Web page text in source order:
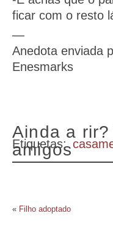
ficar com o resto
—
Anedota enviada
Enesmarks
Ainda a
amigos
Etiquetas:
« Filho adoptado